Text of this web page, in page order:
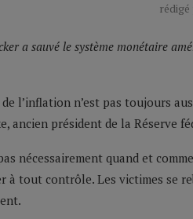
a sauvé le système monétaire
l’inflation n’est pas toujours
ancien président de la Réserve
nécessairement quand et
à tout contrôle. Les victimes se